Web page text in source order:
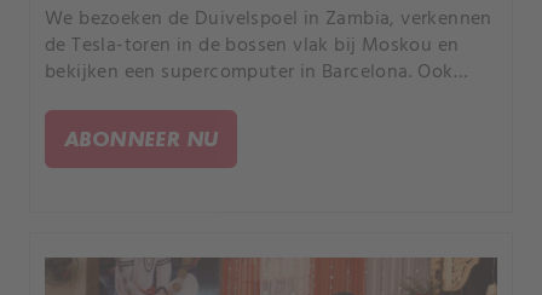
We bezoeken de Duivelspoel in Zambia, verkennen
de Tesla-toren in de bossen vlak bij Moskou en
bekijken een supercomputer in Barcelona. Ook
naar de verlaten resorts in Bombay Beach in
Californië.
ABONNEER NU